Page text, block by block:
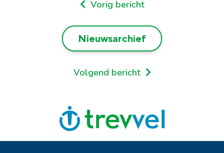
Vorig bericht
Nieuwsarchief
Volgend bericht